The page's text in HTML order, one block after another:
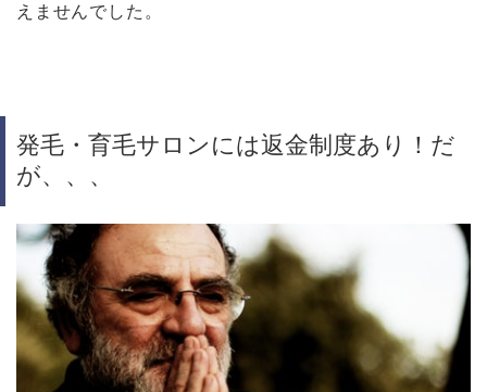
えませんでした。
発毛・育毛サロンには返金制度あり！だ
が、、、